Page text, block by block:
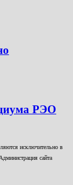
РЭО
исключительно в
сайта